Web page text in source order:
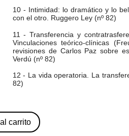
10 - Intimidad: lo dramático y lo
con el otro. Ruggero Ley (nº 82)
11 - Transferencia y
Vinculaciones teórico-clínicas
revisiones de Carlos Paz sobre
Verdú (nº 82)
12 - La vida operatoria. La
82)
carrito